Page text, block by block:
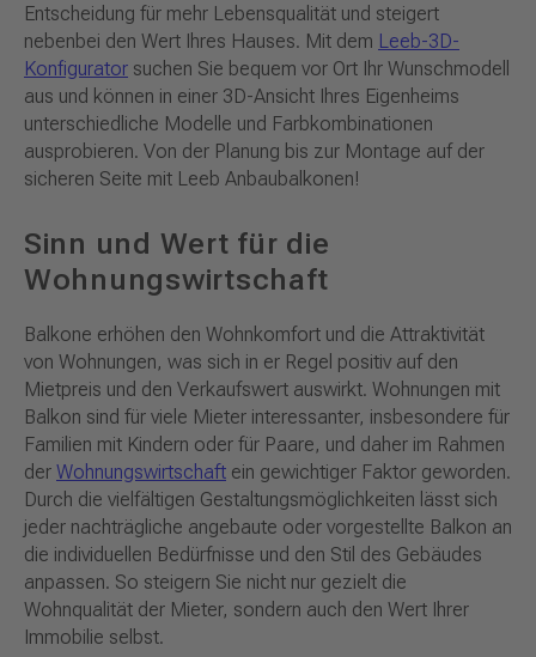
Entscheidung für mehr Lebensqualität und steigert
nebenbei den Wert Ihres Hauses. Mit dem Leeb-3D-
Konfigurator suchen Sie bequem vor Ort Ihr Wunschmodell
aus und können in einer 3D-Ansicht Ihres Eigenheims
unterschiedliche Modelle und Farbkombinationen
ausprobieren. Von der Planung bis zur Montage auf der
sicheren Seite mit Leeb Anbaubalkonen!
Sinn und Wert für die
Wohnungswirtschaft
Balkone erhöhen den Wohnkomfort und die Attraktivität
von Wohnungen, was sich in er Regel positiv auf den
Mietpreis und den Verkaufswert auswirkt. Wohnungen mit
Balkon sind für viele Mieter interessanter, insbesondere für
Familien mit Kindern oder für Paare, und daher im Rahmen
der Wohnungswirtschaft ein gewichtiger Faktor geworden.
Durch die vielfältigen Gestaltungsmöglichkeiten lässt sich
jeder nachträgliche angebaute oder vorgestellte Balkon an
die individuellen Bedürfnisse und den Stil des Gebäudes
anpassen. So steigern Sie nicht nur gezielt die
Wohnqualität der Mieter, sondern auch den Wert Ihrer
Immobilie selbst.